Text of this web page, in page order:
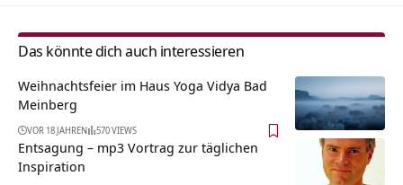
Das könnte dich auch interessieren
Weihnachtsfeier im Haus Yoga Vidya Bad
Meinberg
VOR 18 JAHREN 570 VIEWS
Entsagung – mp3 Vortrag zur täglichen
Inspiration